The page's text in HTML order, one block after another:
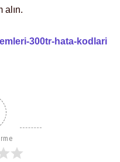
alın.
300tr-hata-kodlari